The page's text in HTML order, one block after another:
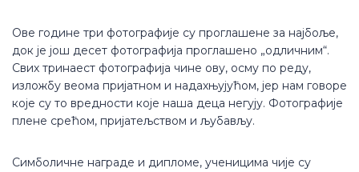
Ове године три фотографије су проглашене за најбоље,
док је још десет фотографија проглашено „одличним“.
Свих тринаест фотографија чине ову, осму по реду,
изложбу веома пријатном и надахњујућом, јер нам говоре
које су то вредности које наша деца негују. Фотографије
плене срећом, пријатељством и љубављу.
Симболичне награде и дипломе, ученицима чије су